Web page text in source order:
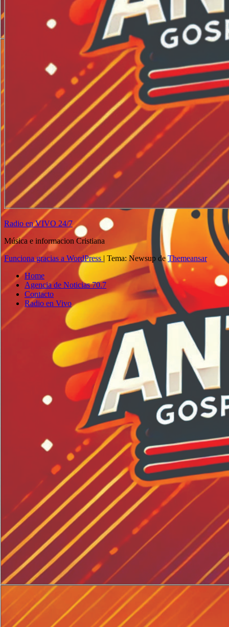
Radio en VIVO 24/7
Música e informacion Cristiana
Funciona gracias a WordPress | Tema: Newsup deThemeansar
Home
Agencia de Noticias 70.7
Contacto
Radio en Vivo